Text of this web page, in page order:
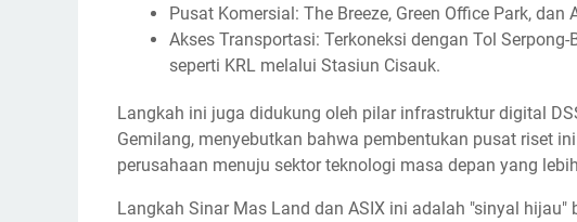
Pusat Komersial: The Breeze, Green Office Park, dan
Akses Transportasi: Terkoneksi dengan Tol
seperti KRL melalui Stasiun Cisauk.
Langkah ini juga didukung oleh pilar infrastruktur digital
Gemilang, menyebutkan bahwa pembentukan pusat riset
perusahaan menuju sektor teknologi masa depan yang
Langkah Sinar Mas Land dan ASIX ini adalah "sinyal